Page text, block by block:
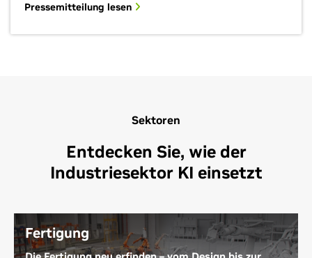
Pressemitteilung lesen
Sektoren
Entdecken Sie, wie der
Industriesektor KI einsetzt
Fertigung